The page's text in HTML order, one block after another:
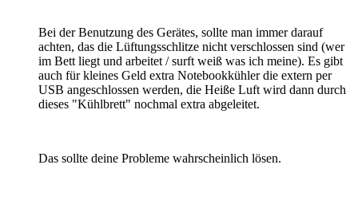
Bei der Benutzung des Gerätes, sollte man immer darauf
achten, das die Lüftungsschlitze nicht verschlossen sind (wer
im Bett liegt und arbeitet / surft weiß was ich meine). Es gibt
auch für kleines Geld extra Notebookkühler die extern per
USB angeschlossen werden, die Heiße Luft wird dann durch
dieses "Kühlbrett" nochmal extra abgeleitet.
Das sollte deine Probleme wahrscheinlich lösen.